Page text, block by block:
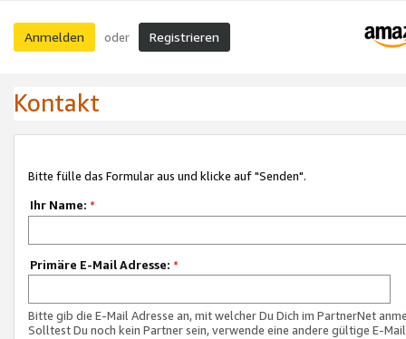
Anmelden oder Registrieren
Kontakt
Bitte fülle das Formular aus und klicke auf "Senden".
Ihr Name: *
Primäre E-Mail Adresse: *
Bitte gib die E-Mail Adresse an, mit welcher Du Dich im PartnerNet
Solltest Du noch kein Partner sein, verwende eine andere gültige E-